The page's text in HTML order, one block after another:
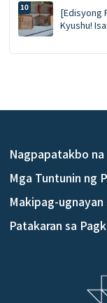
[Edisyong
Kyushu!
Nagpapatakbo
Mga Tuntunin ng
Makipag-ugnayan
Patakaran sa